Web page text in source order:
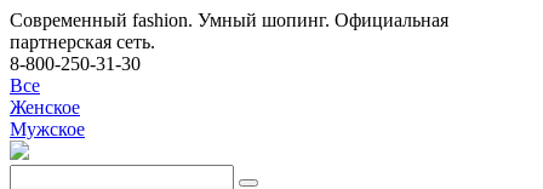
Современный fashion. Умный шопинг. Официальная
партнерская сеть.
8-800-250-31-30
Все
Женское
Мужское